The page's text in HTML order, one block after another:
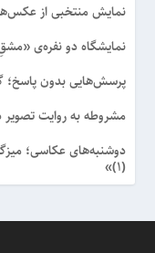
نمایش منتخبی از
نمایشگاه دو نفره‌ی
پرسش‌هایی بدون پاسخ؛
مشروطه به روایت
دوشنبه‌های عکاسی؛
(۱)»